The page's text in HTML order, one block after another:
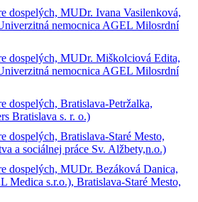
dospelých, MUDr. Ivana Vasilenková,
nemocnica AGEL Milosrdní
dospelých, MUDr. Miškolciová Edita,
nemocnica AGEL Milosrdní
dospelých, Bratislava-Petržalka,
Bratislava s. r. o.)
dospelých, Bratislava-Staré Mesto,
a sociálnej práce Sv. Alžbety,n.o.)
dospelých, MUDr. Bezáková Danica,
Medica s.r.o.), Bratislava-Staré Mesto,